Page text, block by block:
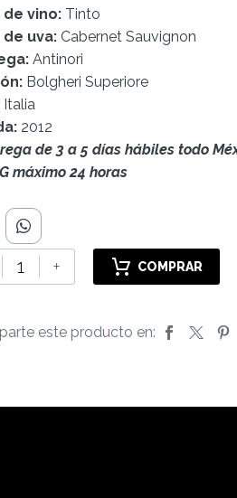
de vino: Tinto
de uva: Cabernet Sauvignon
Antinori
Bolgheri Superiore
Italia
2012
de 3 a 5 días hábiles todo
máximo 24 horas
+ COMPRAR
este producto en: